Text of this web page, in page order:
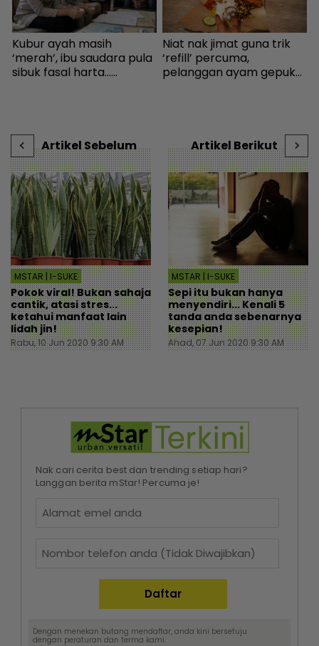
Kubur ayah masih
‘merah’, ibu saudara pula
sibuk fasal harta...
Niat nak jimat guna trik
‘refill’ percuma,
pelanggan ayam gepuk
Artikel Sebelum
MSTAR | I-SUKE
Pokok viral! Bukan sahaja
cantik, atasi stres...
ketahui manfaat lain
lidah jin!
Rabu, 10 Jun 2020 9:30 AM
Artikel Berikut
MSTAR | I-SUKE
Sepi itu bukan hanya
menyendiri... Kenali 5
tanda anda sebenarnya
kesepian!
Ahad, 07 Jun 2020 9:30 AM
Nak cari cerita best dan trending setiap hari?
Langgan berita mStar! Percuma je!
Dengan menekan butang mendaftar, anda kini bersetuju
dengan peraturan dan terma kami.